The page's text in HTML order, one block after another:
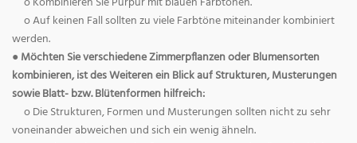
o Auf keinen Fall sollten zu viele Farbtöne miteinander kombiniert
werden.
● Möchten Sie verschiedene Zimmerpflanzen oder Blumensorten
kombinieren, ist des Weiteren ein Blick auf Strukturen, Musterungen
sowie Blatt- bzw. Blütenformen hilfreich:
o Die Strukturen, Formen und Musterungen sollten nicht zu sehr
voneinander abweichen und sich ein wenig ähneln.